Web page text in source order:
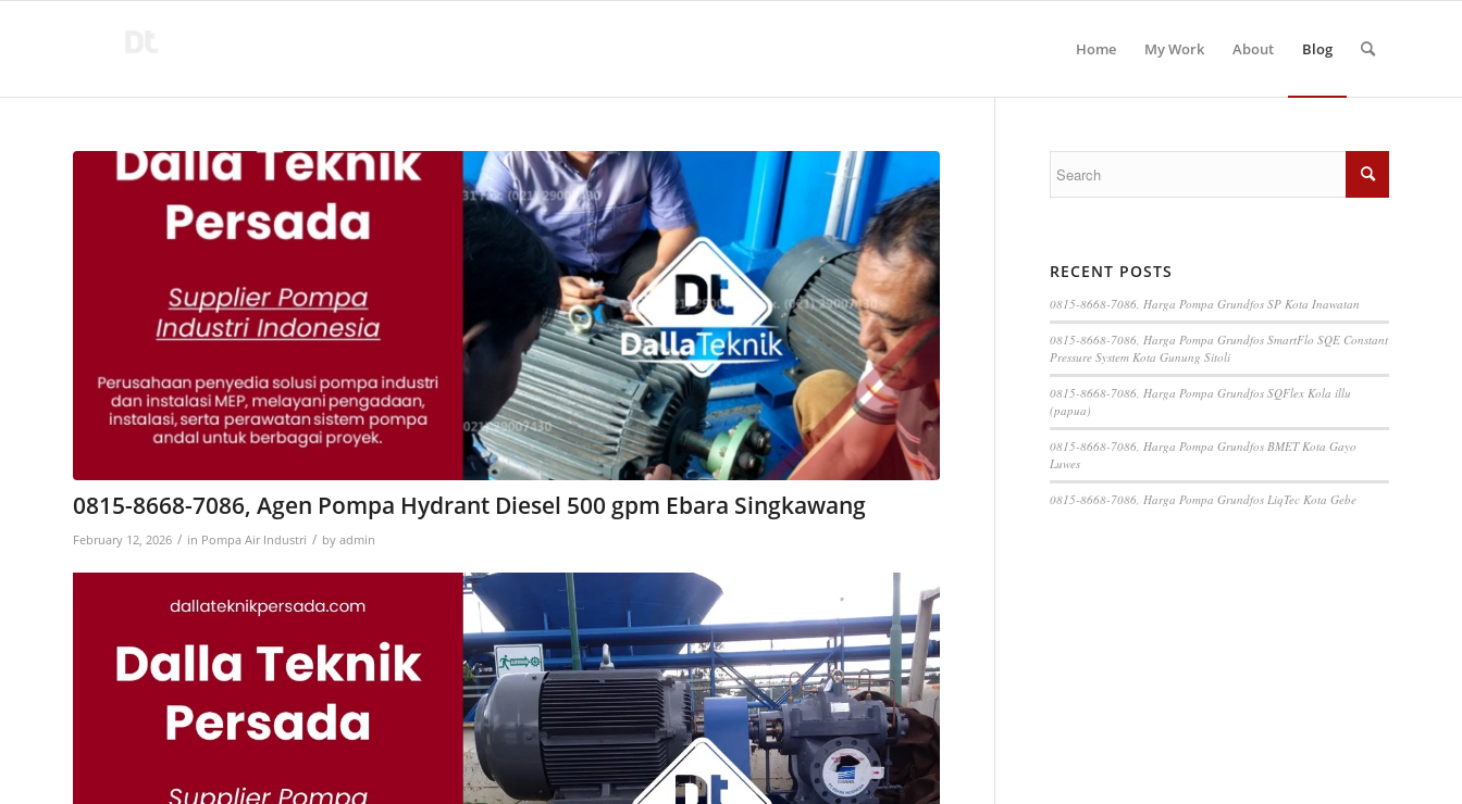
Home My Work About Blog
0815-8668-7086, Agen Pompa Hydrant Diesel 500 gpm Ebara Singkawang
February 12, 2026 / in Pompa Air Industri / by admin
RECENT POSTS
0815-8668-7086, Harga Pompa Grundfos SP Kota Inawatan
0815-8668-7086, Harga Pompa Grundfos SmartFlo SQE Constant
Pressure System Kota Gunung Sitoli
0815-8668-7086, Harga Pompa Grundfos SQFlex Kola illu
(papua)
0815-8668-7086, Harga Pompa Grundfos BMET Kota Gayo
Luwes
0815-8668-7086, Harga Pompa Grundfos LiqTec Kota Gebe